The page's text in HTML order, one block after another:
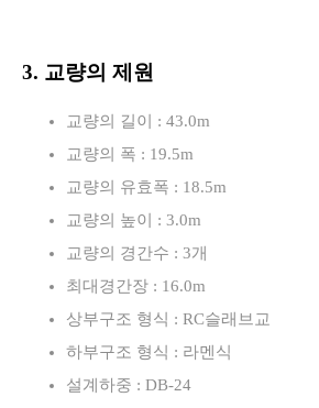
3. 교량의 제원
교량의 길이 : 43.0m
교량의 폭 : 19.5m
교량의 유효폭 : 18.5m
교량의 높이 : 3.0m
교량의 경간수 : 3개
최대경간장 : 16.0m
상부구조 형식 : RC슬래브교
하부구조 형식 : 라멘식
설계하중 : DB-24